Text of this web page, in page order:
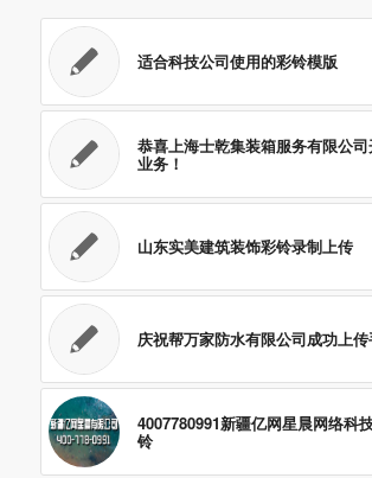
适合科技公司使用的彩铃模版
恭喜上海士乾集装箱服务有限公
业务！
山东实美建筑装饰彩铃录制上传
庆祝帮万家防水有限公司成功上
4007780991新疆亿网星晨网络科
铃